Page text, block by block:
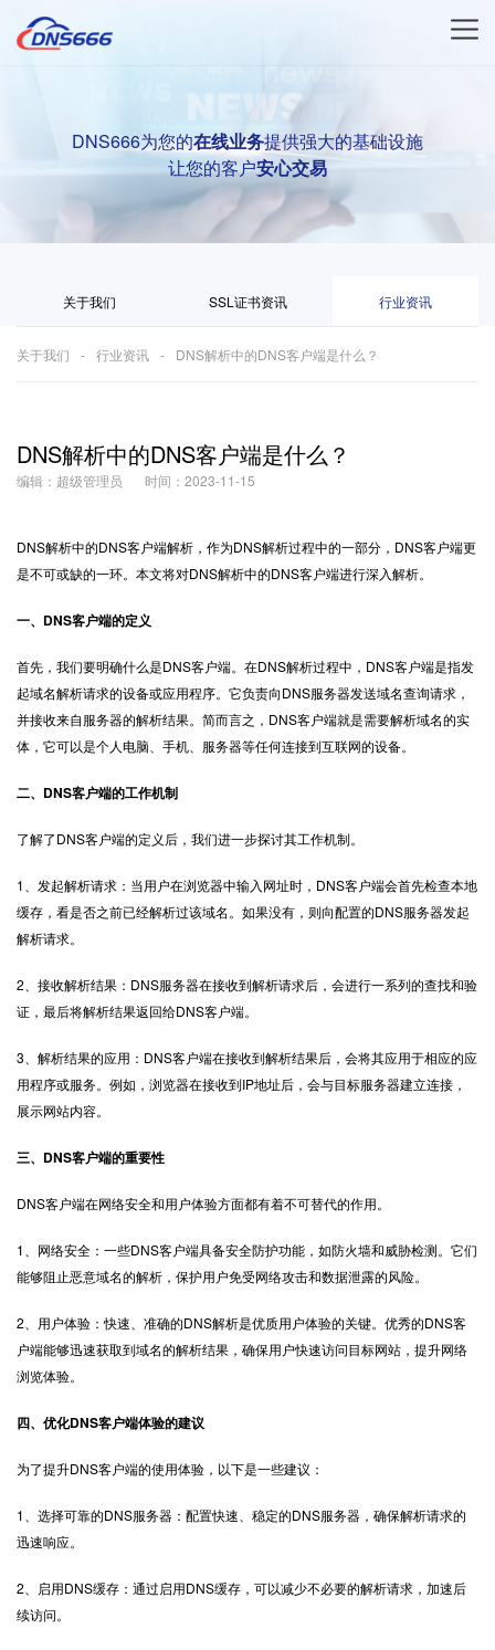
DNS666为您的在线业务提供强大的基础设施
让您的客户安心交易
关于我们 SSL证书资讯 行业资讯
关于我们 行业资讯 DNS解析中的DNS客户端是什么？
DNS解析中的DNS客户端是什么？
编辑：超级管理员 时间：2023-11-15
DNS解析中的DNS客户端解析，作为DNS解析过程中的一部分，DNS客户端更
是不可或缺的一环。本文将对DNS解析中的DNS客户端进行深入解析。
一、DNS客户端的定义
首先，我们要明确什么是DNS客户端。在DNS解析过程中，DNS客户端是指发
起域名解析请求的设备或应用程序。它负责向DNS服务器发送域名查询请求，
并接收来自服务器的解析结果。简而言之，DNS客户端就是需要解析域名的实
体，它可以是个人电脑、手机、服务器等任何连接到互联网的设备。
二、DNS客户端的工作机制
了解了DNS客户端的定义后，我们进一步探讨其工作机制。
1、发起解析请求：当用户在浏览器中输入网址时，DNS客户端会首先检查本地
缓存，看是否之前已经解析过该域名。如果没有，则向配置的DNS服务器发起
解析请求。
2、接收解析结果：DNS服务器在接收到解析请求后，会进行一系列的查找和验
证，最后将解析结果返回给DNS客户端。
3、解析结果的应用：DNS客户端在接收到解析结果后，会将其应用于相应的应
用程序或服务。例如，浏览器在接收到IP地址后，会与目标服务器建立连接，
展示网站内容。
三、DNS客户端的重要性
DNS客户端在网络安全和用户体验方面都有着不可替代的作用。
1、网络安全：一些DNS客户端具备安全防护功能，如防火墙和威胁检测。它们
能够阻止恶意域名的解析，保护用户免受网络攻击和数据泄露的风险。
2、用户体验：快速、准确的DNS解析是优质用户体验的关键。优秀的DNS客
户端能够迅速获取到域名的解析结果，确保用户快速访问目标网站，提升网络
浏览体验。
四、优化DNS客户端体验的建议
为了提升DNS客户端的使用体验，以下是一些建议：
1、选择可靠的DNS服务器：配置快速、稳定的DNS服务器，确保解析请求的
迅速响应。
2、启用DNS缓存：通过启用DNS缓存，可以减少不必要的解析请求，加速后
续访问。